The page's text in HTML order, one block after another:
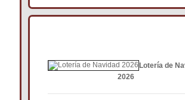
Lotería de
2026